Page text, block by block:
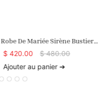
Robe De Mariée Sirène Bustier
Élégante En Dentelle Avec
RSW2358 – Robe De Mariée
Romantique
$ 420.00 $480.00
Ajouter au panier ➔